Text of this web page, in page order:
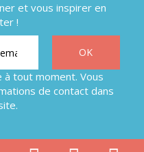
et vous inspirer en
!
à tout moment. Vous
de contact dans